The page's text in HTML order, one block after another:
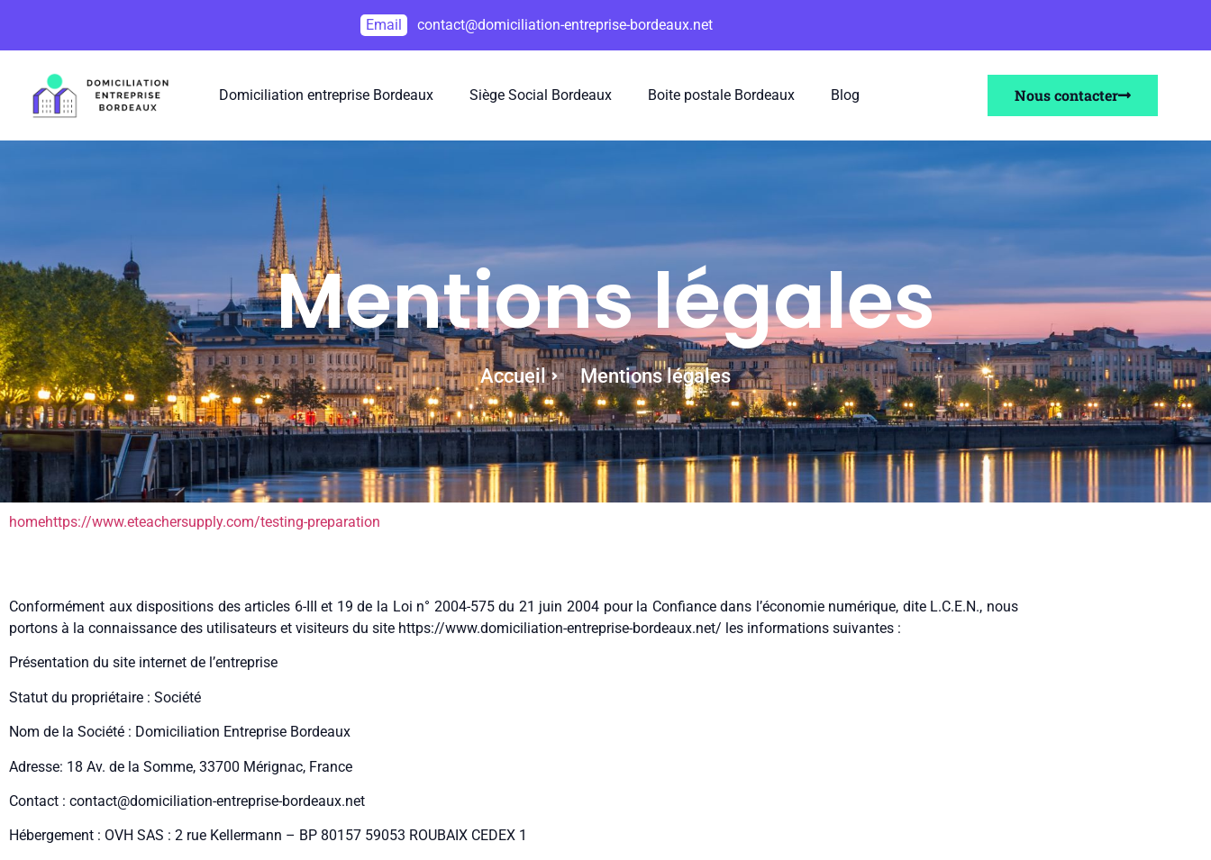
Email contact@domiciliation-entreprise-bordeaux.net
Domiciliation entreprise Bordeaux Siège Social Bordeaux Boite postale Bordeaux Blog Nous contacter
Mentions légales
Accueil Mentions légales
homehttps://www.eteachersupply.com/testing-preparation
Conformément aux dispositions des articles 6-III et 19 de la Loi n° 2004-575 du 21 juin 2004 pour la Confiance dans l’économie numérique, dite L.C.E.N., nous
portons à la connaissance des utilisateurs et visiteurs du site https://www.domiciliation-entreprise-bordeaux.net/ les informations suivantes :
Présentation du site internet de l’entreprise
Statut du propriétaire : Société
Nom de la Société : Domiciliation Entreprise Bordeaux
Adresse: 18 Av. de la Somme, 33700 Mérignac, France
Contact : contact@domiciliation-entreprise-bordeaux.net
Hébergement : OVH SAS : 2 rue Kellermann – BP 80157 59053 ROUBAIX CEDEX 1